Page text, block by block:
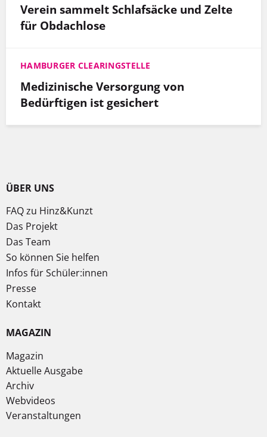
Verein sammelt Schlafsäcke und Zelte
für Obdachlose
HAMBURGER CLEARINGSTELLE
Medizinische Versorgung von
Bedürftigen ist gesichert
ÜBER UNS
FAQ zu Hinz&Kunzt
Das Projekt
Das Team
So können Sie helfen
Infos für Schüler:innen
Presse
Kontakt
MAGAZIN
Magazin
Aktuelle Ausgabe
Archiv
Webvideos
Veranstaltungen